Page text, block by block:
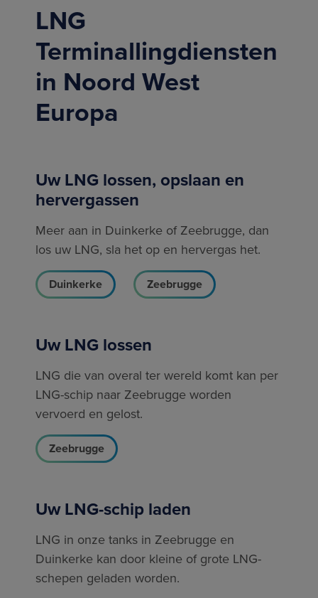
LNG
Terminallingdiensten
in Noord West
Europa
Uw LNG lossen, opslaan en
hervergassen
Meer aan in Duinkerke of Zeebrugge, dan
los uw LNG, sla het op en hervergas het.
Duinkerke Zeebrugge
Uw LNG lossen
LNG die van overal ter wereld komt kan per
LNG-schip naar Zeebrugge worden
vervoerd en gelost.
Zeebrugge
Uw LNG-schip laden
LNG in onze tanks in Zeebrugge en
Duinkerke kan door kleine of grote LNG-
schepen geladen worden.